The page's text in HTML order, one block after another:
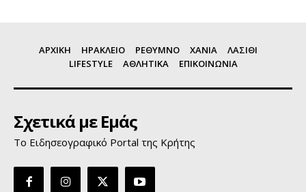
ΑΡΧΙΚΗ ΗΡΑΚΛΕΙΟ ΡΕΘΥΜΝΟ ΧΑΝΙΑ
ΛΑΣΙΘΙ
LIFESTYLE
ΑΘΛΗΤΙΚΑ ΕΠΙΚΟΙΝΩΝΙΑ
Σχετικά με Εμάς
Το Ειδησεογραφικό Portal της Κρήτης